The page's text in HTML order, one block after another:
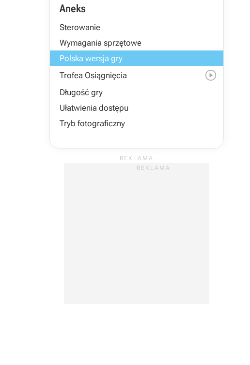
Aneks
Sterowanie
Wymagania sprzętowe
Polska wersja gry
Trofea Osiągnięcia

Długość gry
Ułatwienia dostępu
Tryb fotograficzny